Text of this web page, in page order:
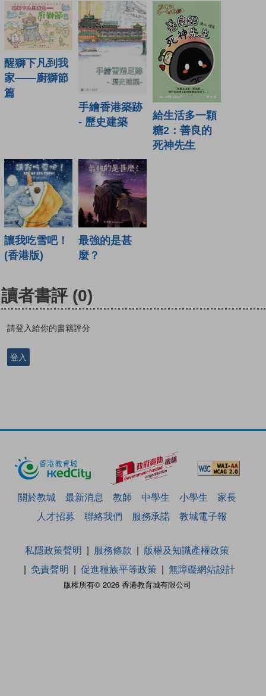
醒獅下凡到我
家——廚獅節
篇
手繪香港築跡
- 歷史建築
給生活多一顆
糖2：善良的
死神先生
讓我吃雪吧！
(香港版)
最強的是甚
麼？
讀者書評 (0)
請登入給你的書籍評分
登入
關於教城 最新消息 教師 中學生 小學生
家長
人才招募
聯絡我們 服務承諾 教城電子報
版權所有© 2026 香港教育城有限公司
私隱政策聲明 服務條款
版權及知識產權政策
免責聲明
促進種族平等政策 無障礙網站設計